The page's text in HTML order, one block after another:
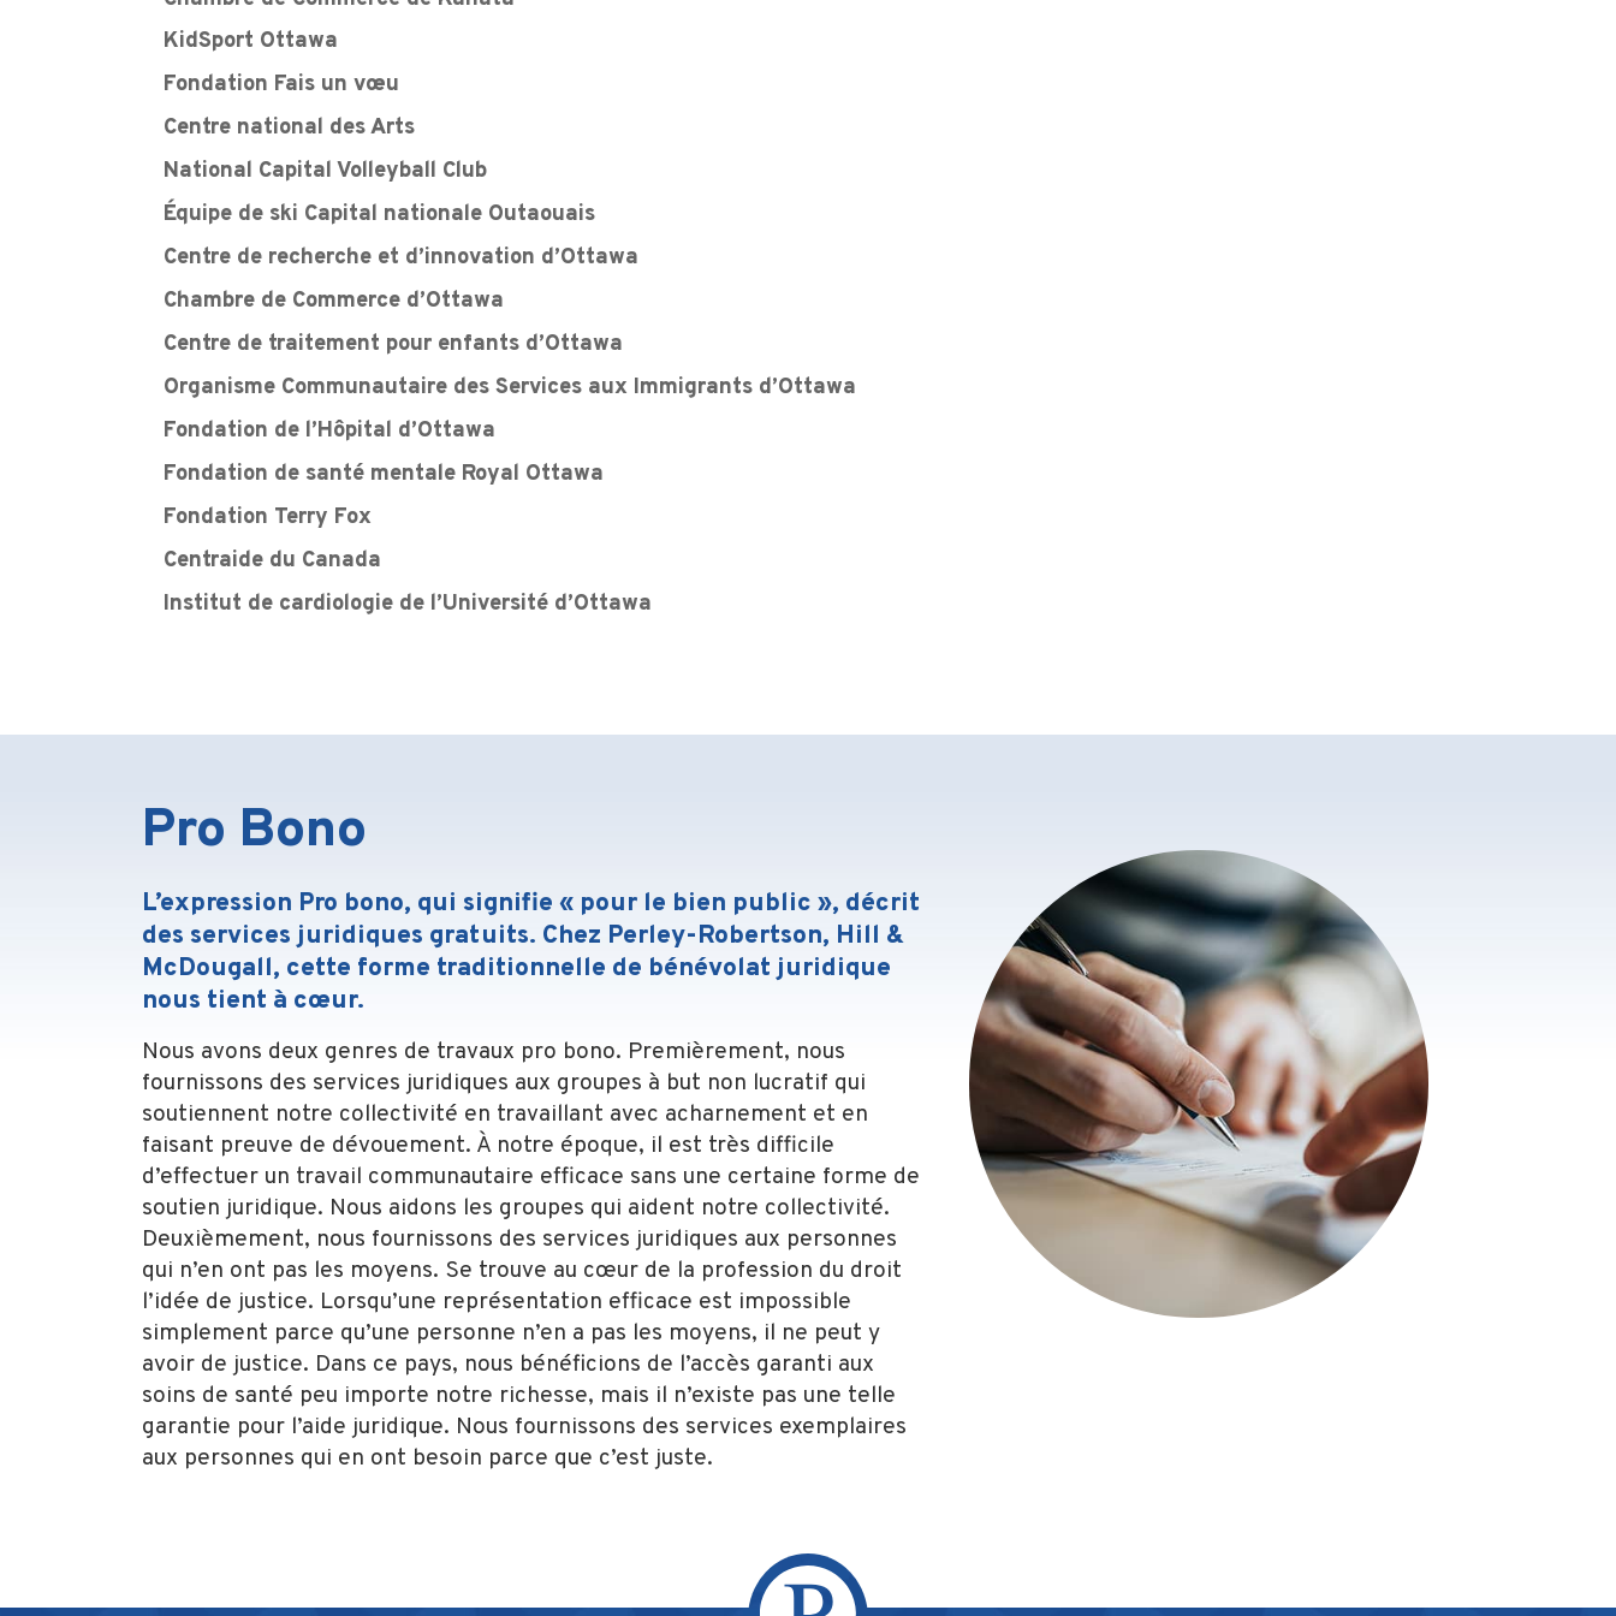
KidSport Ottawa
Fondation Fais un vœu
Centre national des Arts
National Capital Volleyball Club
Équipe de ski Capital nationale Outaouais
Centre de recherche et d’innovation d’Ottawa
Chambre de Commerce d’Ottawa
Centre de traitement pour enfants d’Ottawa
Organisme Communautaire des Services aux Immigrants d’Ottawa
Fondation de l’Hôpital d’Ottawa
Fondation de santé mentale Royal Ottawa
Fondation Terry Fox
Centraide du Canada
Institut de cardiologie de l’Université d’Ottawa
Pro Bono
L’expression Pro bono, qui signifie « pour le bien public », décrit
des services juridiques gratuits. Chez Perley-Robertson, Hill &
McDougall, cette forme traditionnelle de bénévolat juridique
nous tient à cœur.
Nous avons deux genres de travaux pro bono. Premièrement, nous
fournissons des services juridiques aux groupes à but non lucratif qui
soutiennent notre collectivité en travaillant avec acharnement et en
faisant preuve de dévouement. À notre époque, il est très difficile
d’effectuer un travail communautaire efficace sans une certaine forme de
soutien juridique. Nous aidons les groupes qui aident notre collectivité.
Deuxièmement, nous fournissons des services juridiques aux personnes
qui n’en ont pas les moyens. Se trouve au cœur de la profession du droit
l’idée de justice. Lorsqu’une représentation efficace est impossible
simplement parce qu’une personne n’en a pas les moyens, il ne peut y
avoir de justice. Dans ce pays, nous bénéficions de l’accès garanti aux
soins de santé peu importe notre richesse, mais il n’existe pas une telle
garantie pour l’aide juridique. Nous fournissons des services exemplaires
aux personnes qui en ont besoin parce que c’est juste.